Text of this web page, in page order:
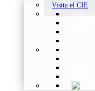
Visita el CIE